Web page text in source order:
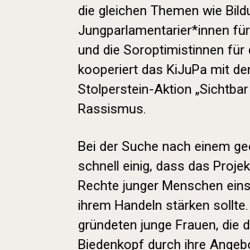
die gleichen Themen wie
Jungparlamentarier*innen
und die Soroptimistinnen für
kooperiert das KiJuPa mit
Stolperstein-Aktion
Rassismus.
Bei der Suche nach einem
schnell einig, dass das
Rechte junger Menschen
ihrem Handeln stärken
gründeten junge Frauen, die
Biedenkopf durch ihre